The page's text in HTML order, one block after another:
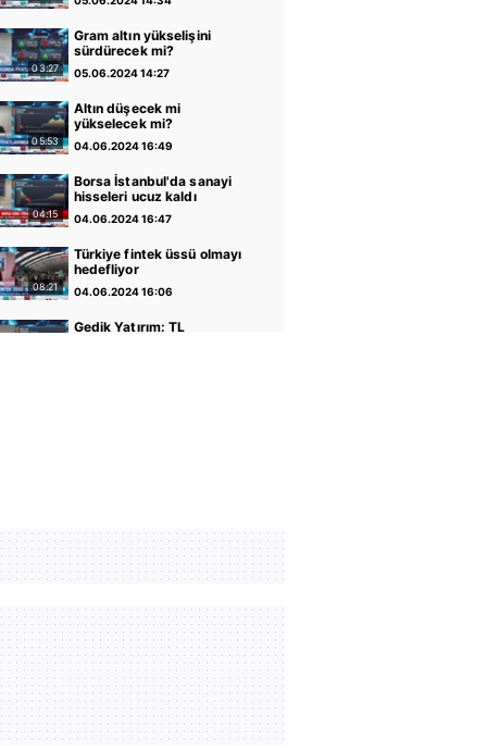
03:27
Gram altın yükselişini
sürdürecek mi?
05.06.2024 14:27
05:53
Altın düşecek mi
yükselecek mi?
04.06.2024 16:49
04:15
Borsa İstanbul'da sanayi
hisseleri ucuz kaldı
04.06.2024 16:47
08:21
Türkiye fintek üssü olmayı
hedefliyor
04.06.2024 16:06
Gedik Yatırım: TL
02:22
Rota Portföy Yönetimi:
Türk Eurobondları iyi bir
alternatif
30.04.2024 16:45
01:12
İnfo Yatırım: Ons altın için
2400 seviyesi önemli
30.04.2024 17:02
35:30
TCMB Başkanı Fatih
Karahan: Parasal sıkılığı
koruyacağız
08.02.2024 11:36